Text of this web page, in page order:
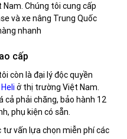
Chúng tôi cung cấp
và xe nâng Trung Quốc
nhanh
cấp
còn là đại lý độc quyền
ở thị trường Việt Nam.
phải chăng, bảo hành 12
phụ kiện có sẵn.
tư vấn lựa chọn miễn phí các